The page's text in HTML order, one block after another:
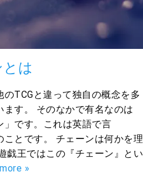
は
のTCGと違って独自の概念を多
ます。 そのなかで有名なのは
」です。これは英語で言
ことです。 チェーンは何かを理
戯王ではこの『チェーン』とい
»